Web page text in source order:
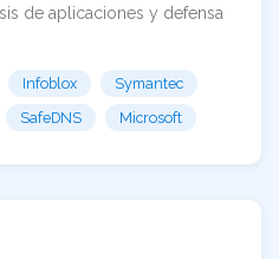
de aplicaciones y defensa
Infoblox
Symantec
SafeDNS Microsoft